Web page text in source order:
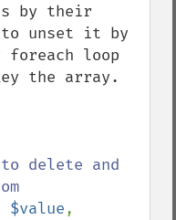
by their
to unset it by
foreach loop
the array.
delete and
$value